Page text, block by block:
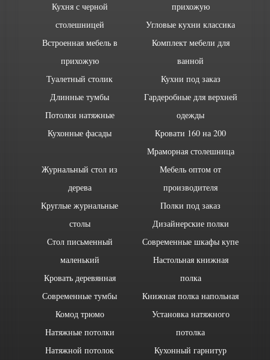
Кухня с черной
столешницей
Встроенная мебель в
прихожую
Туалетный столик
Длинные тумбы
Потолки натяжные
Кухонные фасады
прихожую
Угловые кухни классика
Комплект мебели для
ванной
Кухни под заказ
Гардеробные для верхней
одежды
Кровати 160 на 200
Мраморная столешница
Журнальный стол из
дерева
Круглые журнальные
столы
Стол письменный
маленький
Кровать деревянная
Современные тумбы
Комод трюмо
Натяжные потолки
Натяжной потолок
Мебель оптом от
производителя
Полки под заказ
Дизайнерские полки
Современные шкафы купе
Настольная книжная
полка
Книжная полка напольная
Установка натяжного
потолка
Кухонный гарнитур